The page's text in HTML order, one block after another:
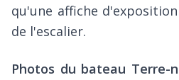
qu'une affiche
de l'escalier.
Photos du bateau Terre-